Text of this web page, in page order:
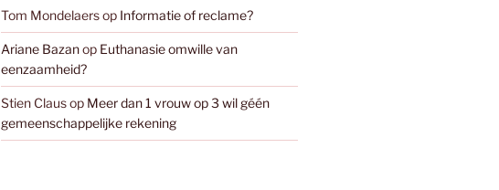
Tom Mondelaersop Informatie of reclame?
Ariane Bazanop Euthanasie omwille van
eenzaamheid?
Stien Clausop Meer dan 1 vrouw op 3 wil géén
gemeenschappelijke rekening